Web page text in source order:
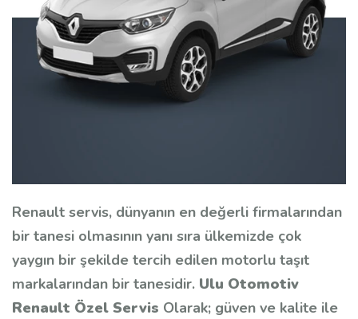
Renault servis, dünyanın en değerli firmalarından
bir tanesi olmasının yanı sıra ülkemizde çok
yaygın bir şekilde tercih edilen motorlu taşıt
markalarından bir tanesidir. Ulu Otomotiv
Renault Özel Servis Olarak; güven ve kalite ile